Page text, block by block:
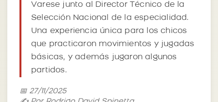
Varese junto al Director Técnico de la
Selección Nacional de la especialidad.
Una experiencia única para los chicos
que practicaron movimientos y jugadas
básicas, y además jugaron algunos
partidos.
📅 27/11/2025